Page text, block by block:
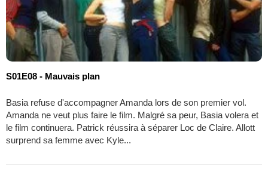
S01E08 - Mauvais plan
Basia refuse d'accompagner Amanda lors de son premier vol.
Amanda ne veut plus faire le film. Malgré sa peur, Basia volera et
le film continuera. Patrick réussira à séparer Loc de Claire. Allott
surprend sa femme avec Kyle...